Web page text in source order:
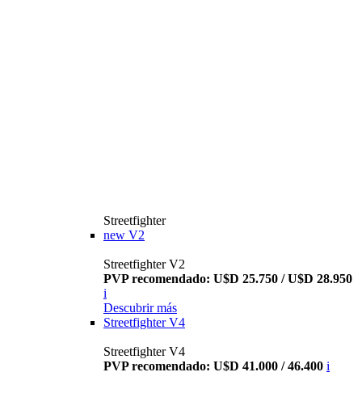
Streetfighter
new V2
Streetfighter V2
PVP recomendado: U$D 25.750 / U$D 28.950
i
Descubrir más
Streetfighter V4
Streetfighter V4
PVP recomendado: U$D 41.000 / 46.400 i